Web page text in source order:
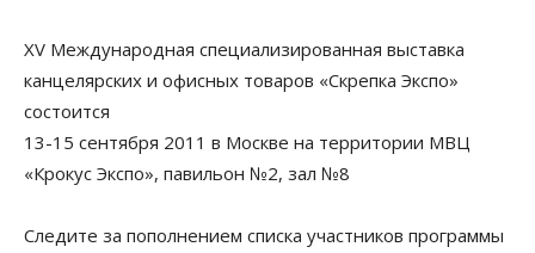
XV Международная специализированная выставка
канцелярских и офисных товаров «Скрепка Экспо»
состоится
13-15 сентября 2011 в Москве на территории МВЦ
«Крокус Экспо», павильон №2, зал №8
Следите за пополнением списка участников программы